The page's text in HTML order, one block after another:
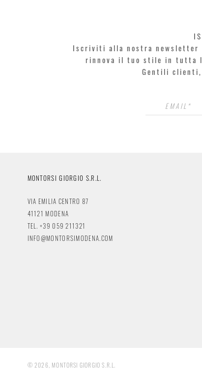
Iscriviti alla nostra newsletter
rinnova il tuo stile in tutta
Gentili clienti,
MONTORSI GIORGIO S.R.L.
VIA EMILIA CENTRO 87
41121 MODENA
TEL. +39 059 211321
INFO@MONTORSIMODENA.COM
© 2026, MONTORSI GIORGIO S.R.L.